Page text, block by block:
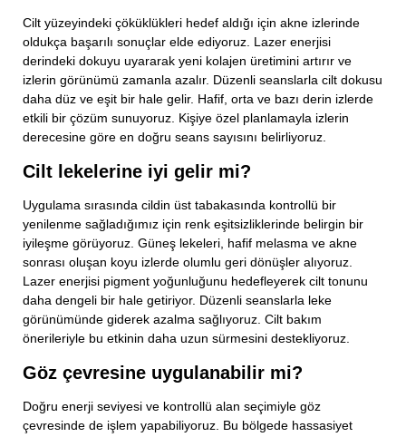
Cilt yüzeyindeki çöküklükleri hedef aldığı için akne izlerinde
oldukça başarılı sonuçlar elde ediyoruz. Lazer enerjisi
derindeki dokuyu uyararak yeni kolajen üretimini artırır ve
izlerin görünümü zamanla azalır. Düzenli seanslarla cilt dokusu
daha düz ve eşit bir hale gelir. Hafif, orta ve bazı derin izlerde
etkili bir çözüm sunuyoruz. Kişiye özel planlamayla izlerin
derecesine göre en doğru seans sayısını belirliyoruz.
Cilt lekelerine iyi gelir mi?
Uygulama sırasında cildin üst tabakasında kontrollü bir
yenilenme sağladığımız için renk eşitsizliklerinde belirgin bir
iyileşme görüyoruz. Güneş lekeleri, hafif melasma ve akne
sonrası oluşan koyu izlerde olumlu geri dönüşler alıyoruz.
Lazer enerjisi pigment yoğunluğunu hedefleyerek cilt tonunu
daha dengeli bir hale getiriyor. Düzenli seanslarla leke
görünümünde giderek azalma sağlıyoruz. Cilt bakım
önerileriyle bu etkinin daha uzun sürmesini destekliyoruz.
Göz çevresine uygulanabilir mi?
Doğru enerji seviyesi ve kontrollü alan seçimiyle göz
çevresinde de işlem yapabiliyoruz. Bu bölgede hassasiyet
Bizimle İletişime Geç!